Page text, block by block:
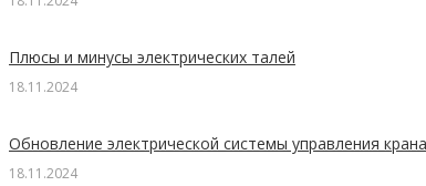
Плюсы и минусы электрических талей
18.11.2024
Обновление электрической системы управления
18.11.2024